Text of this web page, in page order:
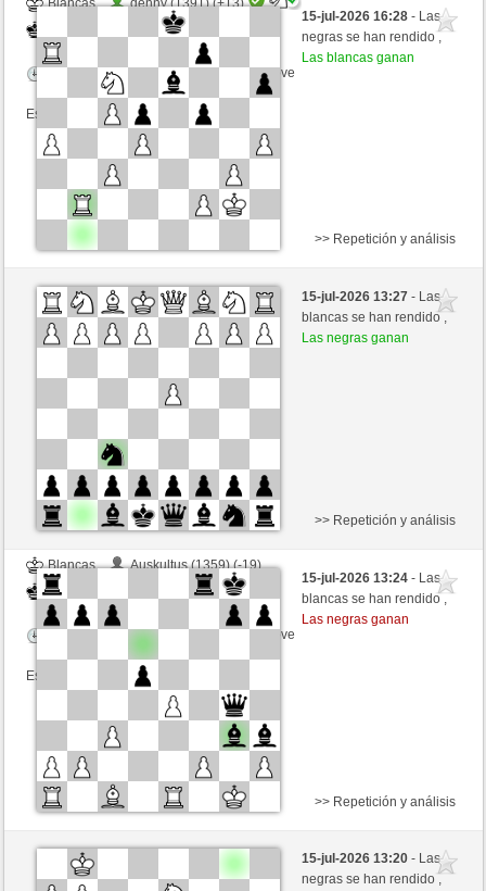
Blancas
denny (1391) (+13)
liko71 (1316) (-13)
Tiempo: 5 minutes/side + 8 seconds/move
Esta partida es por puntos
15-jul-2026 16:28- Las
negras se han rendido ,
Las blancas ganan
Negras
ciuciaciucia (1248) (-14)
Blancas
liko71 (1302) (+14)
Esta partida es por puntos
>> Repetición y análisis
15-jul-2026 13:27- Las
blancas se han rendido ,
Las negras ganan
Blancas
Auskultus (1359) (-19)
Negras
liko71 (1283) (+19)
Tiempo: 3 minutes/side + 0 seconds/move
Esta partida es por puntos
>> Repetición y análisis
15-jul-2026 13:24- Las
blancas se han rendido ,
Las negras ganan
Negras
Auskultus (1345) (+14)
Blancas
liko71 (1297) (-14)
>> Repetición y análisis
15-jul-2026 13:20- Las
negras se han rendido ,